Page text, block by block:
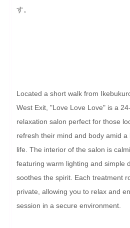
す。
Located a short walk from
West Exit, "Love Love Love" is a
relaxation salon perfect for those
refresh their mind and body amid a
life. The interior of the salon is
featuring warm lighting and simple
soothes the spirit. Each treatment
private, allowing you to relax and
session in a secure environment.